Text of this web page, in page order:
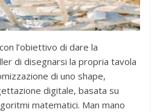
l’obiettivo di dare la
di disegnarsi la propria tavola
di uno shape,
digitale, basata su
matematici. Man mano